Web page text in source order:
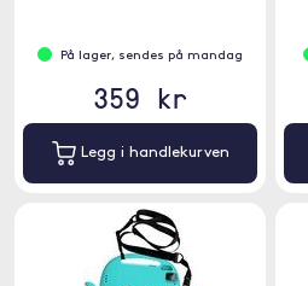
På lager, sendes på mandag
359 kr
Legg i handlekurven